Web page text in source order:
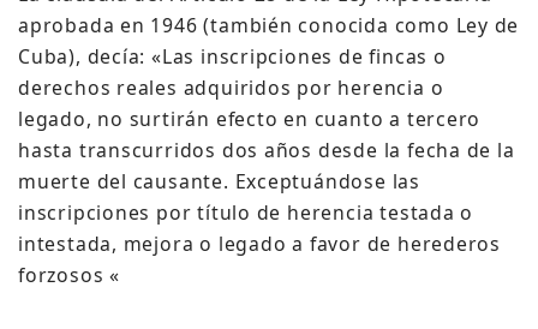
aprobada en 1946 (también conocida como Ley de
Cuba), decía: «Las inscripciones de fincas o
derechos reales adquiridos por herencia o
legado, no surtirán efecto en cuanto a tercero
hasta transcurridos dos años desde la fecha de la
muerte del causante. Exceptuándose las
inscripciones por título de herencia testada o
intestada, mejora o legado a favor de herederos
forzosos «